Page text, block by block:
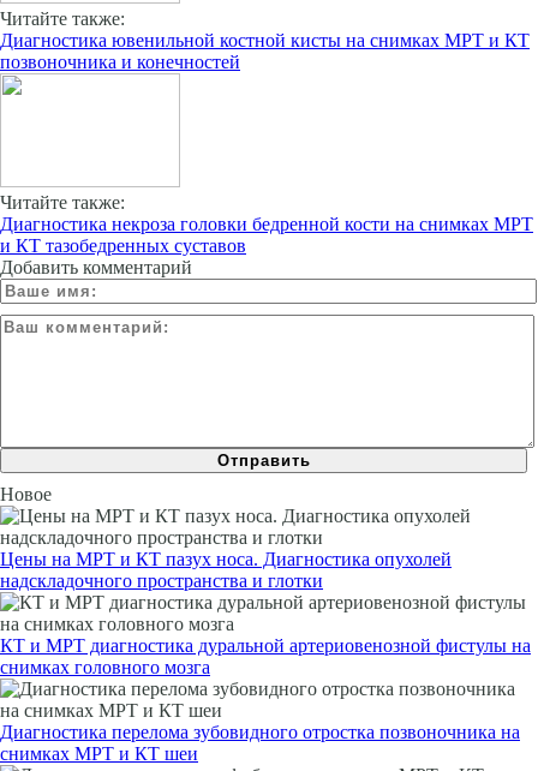
Читайте также:
Диагностика ювенильной костной кисты на снимках МРТ и КТ
позвоночника и конечностей
Читайте также:
Диагностика некроза головки бедренной кости на снимках МРТ
и КТ тазобедренных суставов
Добавить комментарий
Новое
Цены на МРТ и КТ пазух носа. Диагностика опухолей
надскладочного пространства и глотки
КТ и МРТ диагностика дуральной артериовенозной фистулы на
снимках головного мозга
Диагностика перелома зубовидного отростка позвоночника на
снимках МРТ и КТ шеи